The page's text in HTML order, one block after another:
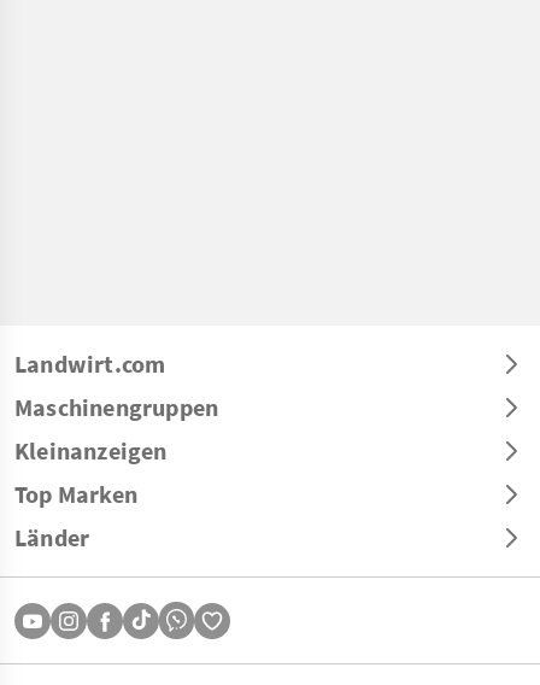
Landwirt.com
Maschinengruppen
Kleinanzeigen
Top Marken
Länder